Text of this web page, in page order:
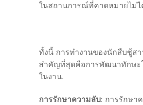
ในสถานการณ์ที่คาดหมายไม่ไ
ทั้งนี้ การทำงานของนักสืบชู้ส
สำคัญที่สุดคือการพัฒนาทักษะ
ในงาน.
การรักษาความลับ: การรักษา